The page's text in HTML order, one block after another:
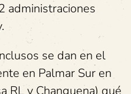
administraciones
se dan en el
en Palmar Sur en